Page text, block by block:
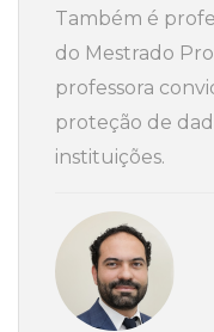
Também é
do Mestrado
professora
proteção de
instituições.